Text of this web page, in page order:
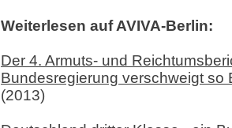
Weiterlesen auf AVIVA-Berlin:
Der 4. Armuts- und
Bundesregierung verschweigt so
(2013)